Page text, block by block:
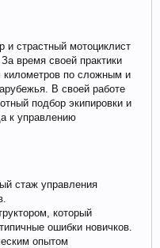
и страстный мотоциклист
время своей практики
километров по сложным и
В своей работе
подбор экипировки и
к управлению
стаж управления
который
ошибки новичков.
опытом